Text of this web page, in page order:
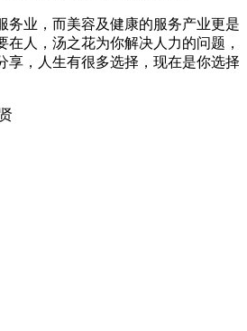
务业，而美容及健康的服务产业更是
在人，汤之花为你解决人力的问题，
享，人生有很多选择，现在是你选择